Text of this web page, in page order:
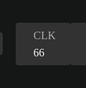
CLK
66